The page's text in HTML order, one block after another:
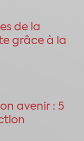
de la
grâce à la
avenir : 5